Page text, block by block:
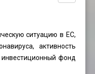
ситуацию в ЕС,
активность
фонд